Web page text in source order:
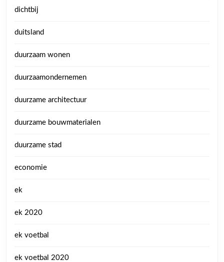
dichtbij
duitsland
duurzaam wonen
duurzaamondernemen
duurzame architectuur
duurzame bouwmaterialen
duurzame stad
economie
ek
ek 2020
ek voetbal
ek voetbal 2020